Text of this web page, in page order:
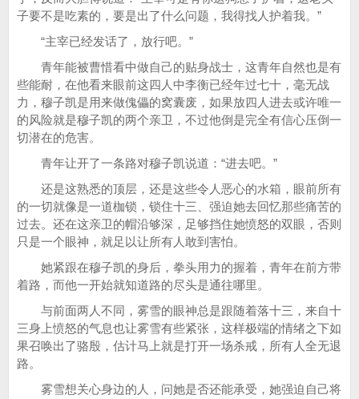
子要不是吃素的，要是出了什么问题，我得找人护着我。”
“主宰已经发话了，放行吧。”
青年能被曹惜看中做自己的贴身战士，这青年自然也是有
些能耐，在他看来眼前这四人中李衡已经年过七十，毫无战
力，穆子凯是用来做傀儡的窝囊废，如果放四人进去或许唯一
的风险就是穆子凯的两个亲卫，不过他倒是完全有信心压倒一
切潜在的危害。
青年让开了一条路对穆子凯说道：“进去吧。”
还是这熟悉的顶层，还是这些令人恶心的水箱，眼前所有
的一切就像是一道枷锁，锁住十三、强迫她去回忆那些痛苦的
过去。还在这亲卫的帽沿够深，足够挡住她愤怒的双眼，否则
只是一个眼神，就足以让所有人敢到害怕。
她紧跟在穆子凯的身后，拳头用力的握着，青年在前方带
着路，而他一开始就知道路的尽头是通往哪里。
与前面两人不同，雾雪的眼神总是跟随着落十三，来自十
三身上愤怒的气息也让雾雪有些紧张，这样极端的情绪之下如
果召唤出了骆殷，估计马上就是打开一场杀戒，所有人全无退
路。
雾雪想关心身边的人，问她是否还能承受，她强迫自己将